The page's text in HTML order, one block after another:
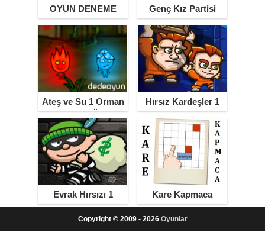
OYUN DENEME Genç Kız Partisi
Ateş ve Su 1 Orman
Tapınağı
Hırsız Kardeşler 1
Evrak Hırsızı 1 Kare Kapmaca
Copyright © 2009 - 2026 Oyunlar